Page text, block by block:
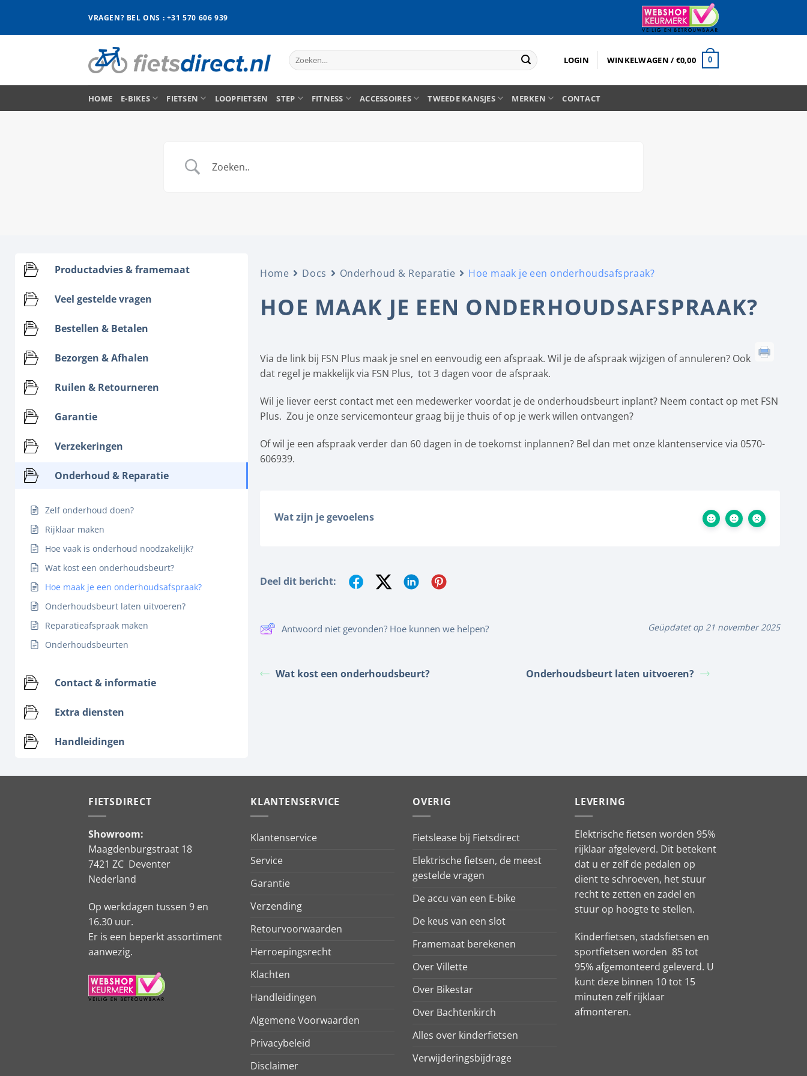
inhoud
VRAGEN? BEL ONS : +31 570 606 939
Zoeken
naar:
LOGIN WINKELWAGEN /€0,00 0
HOME E-BIKES FIETSEN LOOPFIETSEN STEP FITNESS ACCESSOIRES TWEEDE KANSJES MERKEN CONTACT
Productadvies & framemaat
Veel gestelde vragen
Bestellen & Betalen
Bezorgen & Afhalen
Ruilen & Retourneren
Garantie
Verzekeringen
Onderhoud & Reparatie
Zelf onderhoud doen?
Rijklaar maken
Hoe vaak is onderhoud noodzakelijk?
Wat kost een onderhoudsbeurt?
Hoe maak je een onderhoudsafspraak?
Onderhoudsbeurt laten uitvoeren?
Reparatieafspraak maken
Onderhoudsbeurten
Contact & informatie
Extra diensten
Handleidingen
Home Docs Onderhoud & Reparatie Hoe maak je een onderhoudsafspraak?
HOE MAAK JE EEN ONDERHOUDSAFSPRAAK?
Via de link bij FSN Plus maak je snel en eenvoudig een afspraak. Wil je de afspraak wijzigen of annuleren? Ook
dat regel je makkelijk via FSN Plus, tot 3 dagen voor de afspraak.
Wil je liever eerst contact met een medewerker voordat je de onderhoudsbeurt inplant? Neem contact op met FSN
Plus. Zou je onze servicemonteur graag bij je thuis of op je werk willen ontvangen?
Of wil je een afspraak verder dan 60 dagen in de toekomst inplannen? Bel dan met onze klantenservice via 0570-
606939.
Wat zijn je gevoelens
Deel dit bericht:
Antwoord niet gevonden? Hoe kunnen we helpen? Geüpdatet op 21 november 2025
Wat kost een onderhoudsbeurt? Onderhoudsbeurt laten uitvoeren?
FIETSDIRECT
Showroom:
Maagdenburgstraat 18
7421 ZC Deventer
Nederland
Op werkdagen tussen 9 en
16.30 uur.
Er is een beperkt assortiment
aanwezig.
KLANTENSERVICE
Klantenservice
Service
Garantie
Verzending
Retourvoorwaarden
Herroepingsrecht
Klachten
Handleidingen
Algemene Voorwaarden
Privacybeleid
Disclaimer
OVERIG
Fietslease bij Fietsdirect
Elektrische fietsen, de meest
gestelde vragen
De accu van een E-bike
De keus van een slot
Framemaat berekenen
Over Villette
Over Bikestar
Over Bachtenkirch
Alles over kinderfietsen
Verwijderingsbijdrage
LEVERING
Elektrische fietsen worden 95%
rijklaar afgeleverd. Dit betekent
dat u er zelf de pedalen op
dient te schroeven, het stuur
recht te zetten en zadel en
stuur op hoogte te stellen.
Kinderfietsen, stadsfietsen en
sportfietsen worden 85 tot
95% afgemonteerd geleverd. U
kunt deze binnen 10 tot 15
minuten zelf rijklaar
afmonteren.